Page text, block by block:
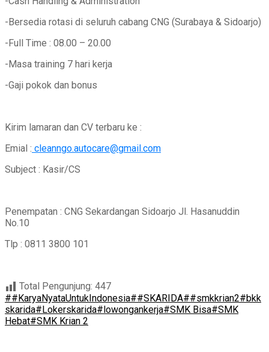
-Bersedia rotasi di seluruh cabang CNG (Surabaya & Sidoarjo)
-Full Time : 08.00 – 20.00
-Masa training 7 hari kerja
-Gaji pokok dan bonus
Kirim lamaran dan CV terbaru ke :
Emial : cleanngo.autocare@gmail.com
Subject : Kasir/CS
Penempatan : CNG Sekardangan Sidoarjo Jl. Hasanuddin
No.10
Tlp : 0811 3800 101
Total Pengunjung: 447
##KaryaNyataUntukIndonesia##SKARIDA##smkkrian2#bkk
skarida#Lokerskarida#lowongankerja#SMK Bisa#SMK
Hebat#SMK Krian 2